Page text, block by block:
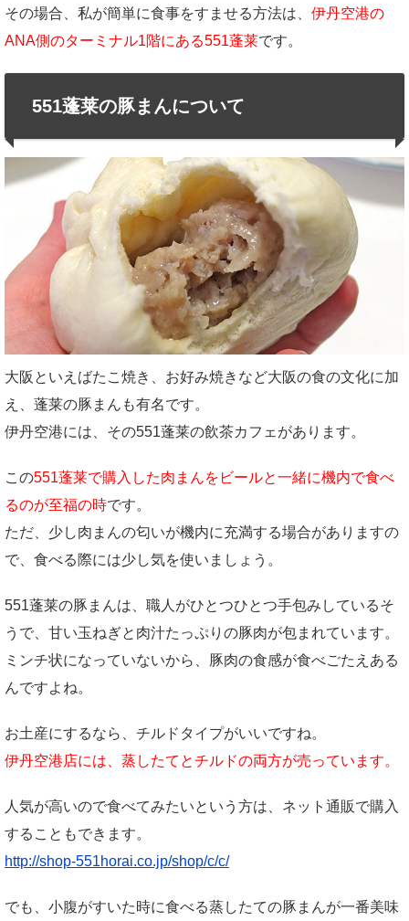
その場合、私が簡単に食事をすませる方法は、 伊丹空港の
ANA側のターミナル1階にある551蓬莱です。
551蓬莱の豚まんについて
大阪といえばたこ焼き、お好み焼きなど大阪の食の文化に加
え、蓬莱の豚まんも有名です。
伊丹空港には、その551蓬莱の飲茶カフェがあります。
この551蓬莱で購入した肉まんをビールと一緒に機内で食べ
るのが至福の時です。
ただ、少し肉まんの匂いが機内に充満する場合がありますの
で、食べる際には少し気を使いましょう。
551蓬莱の豚まんは、職人がひとつひとつ手包みしているそ
うで、甘い玉ねぎと肉汁たっぷりの豚肉が包まれています。
ミンチ状になっていないから、豚肉の食感が食べごたえある
んですよね。
お土産にするなら、チルドタイプがいいですね。
伊丹空港店には、蒸したてとチルドの両方が売っています。
人気が高いので食べてみたいという方は、ネット通販で購入
することもできます。
http://shop-551horai.co.jp/shop/c/c/
でも、小腹がすいた時に食べる蒸したての豚まんが一番美味